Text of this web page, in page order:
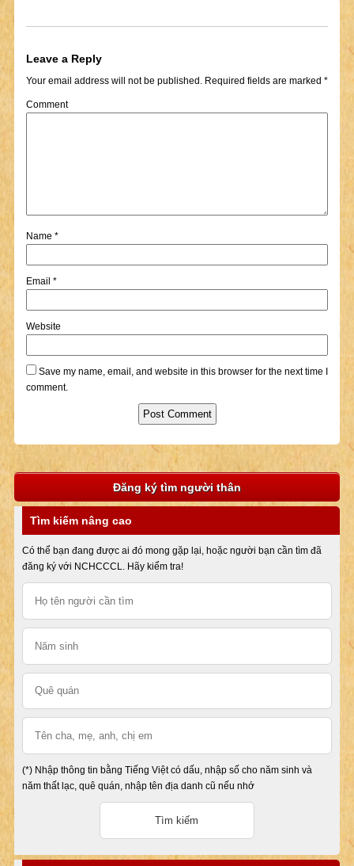
Leave a Reply
Your email address will not be published.Required fields are marked *
Comment
Name *
Email *
Website
Save my name, email, and website in this browser for the next time I
comment.
Đăng ký tìm người thân
Tìm kiếm nâng cao
Có thể bạn đang được ai đó mong gặp lại, hoặc người bạn cần tìm đã
đăng ký với NCHCCCL. Hãy kiểm tra!
(*) Nhập thông tin bằng Tiếng Việt có dấu, nhập số cho năm sinh và
năm thất lạc, quê quán, nhập tên địa danh cũ nếu nhớ